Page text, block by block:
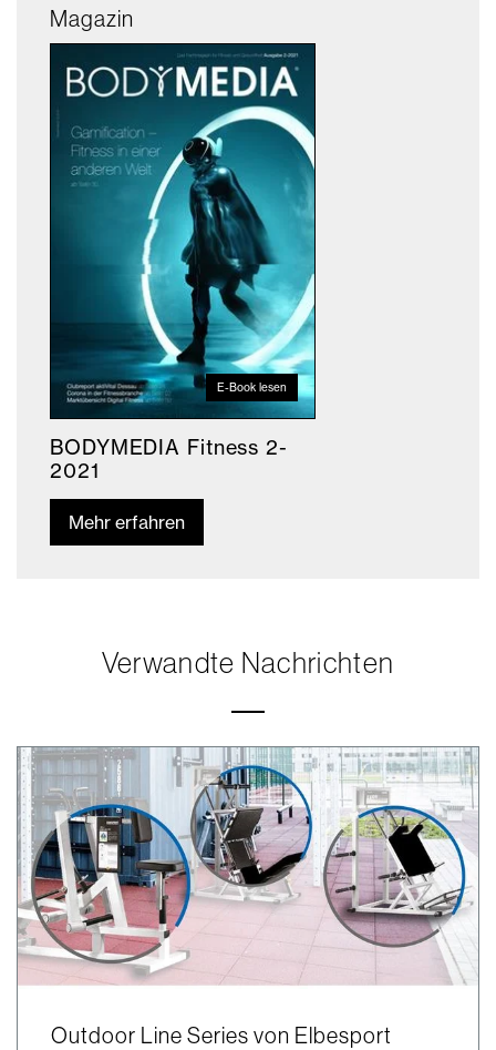
Magazin
E-Book lesen
BODYMEDIA Fitness 2-
2021
Mehr erfahren
Verwandte Nachrichten
Outdoor Line Series von Elbesport